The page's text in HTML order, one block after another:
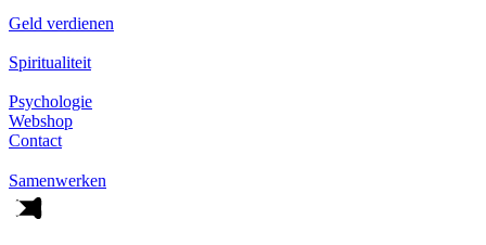
Geld verdienen
Spiritualiteit
Psychologie
Webshop
Contact
Samenwerken